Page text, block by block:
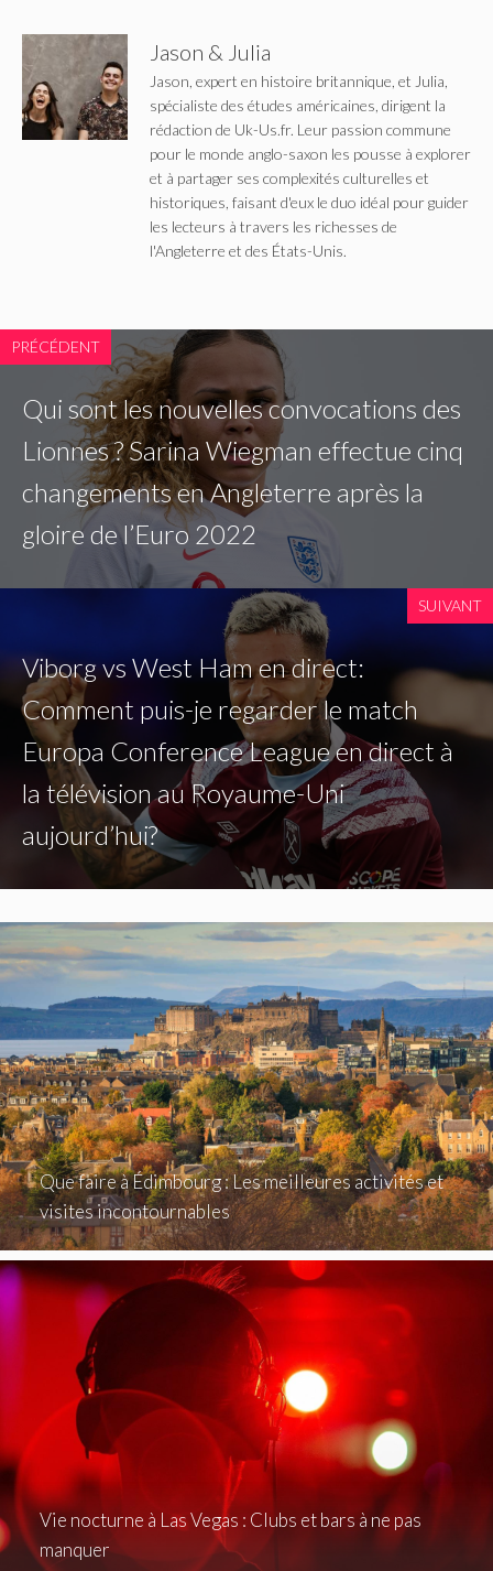
Jason & Julia
Jason, expert en histoire britannique, et Julia,
spécialiste des études américaines, dirigent la
rédaction de Uk-Us.fr. Leur passion commune
pour le monde anglo-saxon les pousse à explorer
et à partager ses complexités culturelles et
historiques, faisant d'eux le duo idéal pour guider
les lecteurs à travers les richesses de
l'Angleterre et des États-Unis.
PRÉCÉDENT
Qui sont les nouvelles convocations des
Lionnes ? Sarina Wiegman effectue cinq
changements en Angleterre après la
gloire de l’Euro 2022
SUIVANT
Viborg vs West Ham en direct:
Comment puis-je regarder le match
Europa Conference League en direct à
la télévision au Royaume-Uni
aujourd’hui?
Que faire à Édimbourg : Les meilleures activités et
visites incontournables
Vie nocturne à Las Vegas : Clubs et bars à ne pas
manquer